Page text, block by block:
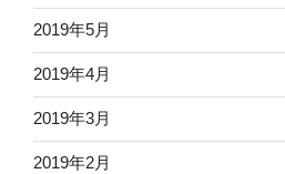
2019年5月
2019年4月
2019年3月
2019年2月